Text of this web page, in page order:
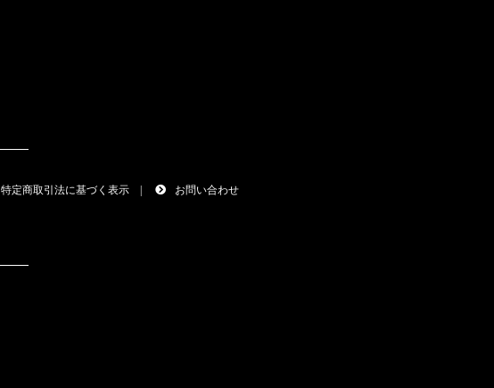
特定商取引法に基づく表示 | お問い合わせ